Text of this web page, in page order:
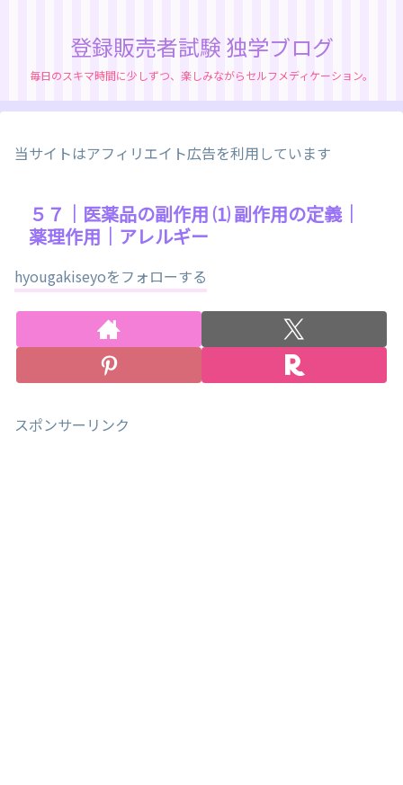
登録販売者試験 独学ブログ
毎日のスキマ時間に少しずつ、楽しみながらセルフメディケーション。
当サイトはアフィリエイト広告を利用しています
５７｜医薬品の副作用 ⑴ 副作用の定義｜
薬理作用｜アレルギー
hyougakiseyoをフォローする
スポンサーリンク